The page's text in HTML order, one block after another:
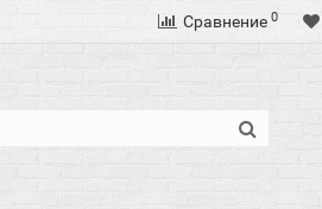
Сравнение 0